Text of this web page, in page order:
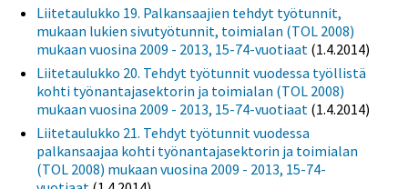
Liitetaulukko 19. Palkansaajien tehdyt työtunnit,
mukaan lukien sivutyötunnit, toimialan (TOL 2008)
mukaan vuosina 2009 - 2013, 15-74-vuotiaat (1.4.2014)
Liitetaulukko 20. Tehdyt työtunnit vuodessa työllistä
kohti työnantajasektorin ja toimialan (TOL 2008)
mukaan vuosina 2009 - 2013, 15-74-vuotiaat (1.4.2014)
Liitetaulukko 21. Tehdyt työtunnit vuodessa
palkansaajaa kohti työnantajasektorin ja toimialan
(TOL 2008) mukaan vuosina 2009 - 2013, 15-74-